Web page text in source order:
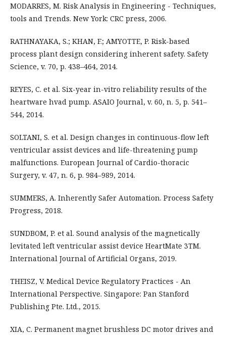
MODARRES, M. Risk Analysis in Engineering - Techniques,
tools and Trends. New York: CRC press, 2006.
RATHNAYAKA, S.; KHAN, F.; AMYOTTE, P. Risk-based
process plant design considering inherent safety. Safety
Science, v. 70, p. 438–464, 2014.
REYES, C. et al. Six-year in-vitro reliability results of the
heartware hvad pump. ASAIO Journal, v. 60, n. 5, p. 541–
544, 2014.
SOLTANI, S. et al. Design changes in continuous-flow left
ventricular assist devices and life-threatening pump
malfunctions. European Journal of Cardio-thoracic
Surgery, v. 47, n. 6, p. 984–989, 2014.
SUMMERS, A. Inherently Safer Automation. Process Safety
Progress, 2018.
SUNDBOM, P. et al. Sound analysis of the magnetically
levitated left ventricular assist device HeartMate 3TM.
International Journal of Artificial Organs, 2019.
THEISZ, V. Medical Device Regulatory Practices - An
International Perspective. Singapore: Pan Stanford
Publishing Pte. Ltd., 2015.
XIA, C. Permanent magnet brushless DC motor drives and